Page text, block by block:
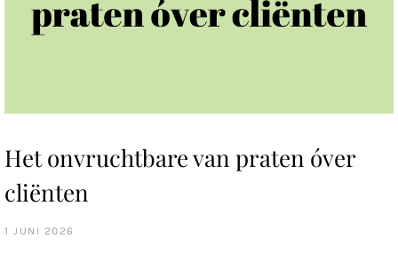
Het onvruchtbare van praten óver
cliënten
1 JUNI 2026